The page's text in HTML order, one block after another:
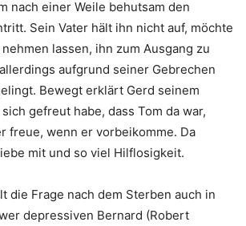
nach einer Weile behutsam den
Sein Vater hält ihn nicht auf, möchte
lassen, ihn zum Ausgang zu
aufgrund seiner Gebrechen
Bewegt erklärt Gerd seinem
gefreut habe, dass Tom da war,
freue, wenn er vorbeikomme. Da
mit und so viel Hilflosigkeit.
die Frage nach dem Sterben auch in
depressiven Bernard (Robert